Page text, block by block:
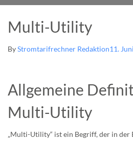
Multi-Utility
ByStromtarifrechner Redaktion11.
Allgemeine
Multi-Utility
„Multi-Utility“ ist ein Begriff, der in der